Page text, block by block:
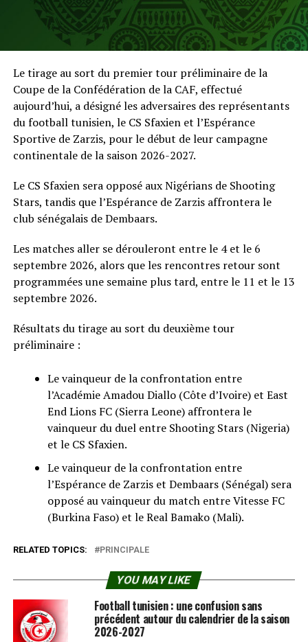
Le tirage au sort du premier tour préliminaire de la
Coupe de la Confédération de la CAF, effectué
aujourd’hui, a désigné les adversaires des représentants
du football tunisien, le CS Sfaxien et l’Espérance
Sportive de Zarzis, pour le début de leur campagne
continentale de la saison 2026-2027.
Le CS Sfaxien sera opposé aux Nigérians de Shooting
Stars, tandis que l’Espérance de Zarzis affrontera le
club sénégalais de Dembaars.
Les matches aller se dérouleront entre le 4 et le 6
septembre 2026, alors que les rencontres retour sont
programmées une semaine plus tard, entre le 11 et le 13
septembre 2026.
Résultats du tirage au sort du deuxième tour
préliminaire :
Le vainqueur de la confrontation entre
l’Académie Amadou Diallo (Côte d’Ivoire) et East
End Lions FC (Sierra Leone) affrontera le
vainqueur du duel entre Shooting Stars (Nigeria)
et le CS Sfaxien.
Le vainqueur de la confrontation entre
l’Espérance de Zarzis et Dembaars (Sénégal) sera
opposé au vainqueur du match entre Vitesse FC
(Burkina Faso) et le Real Bamako (Mali).
RELATED TOPICS: PRINCIPALE
YOU MAY LIKE
Football tunisien : une confusion sans
précédent autour du calendrier de la saison
2026-2027